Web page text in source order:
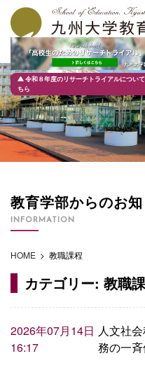
令和８年度のリサーチトライアルについ
ちら
教育学部からのお
INFORMATION
HOME > 教職課程
カテゴリー: 教職
2026年07月14日
16:17
人文社
務の一斉